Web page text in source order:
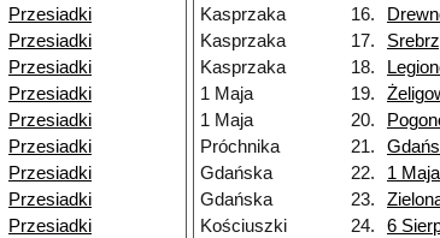
Przesiadki
Przesiadki
Przesiadki
Przesiadki
Przesiadki
Przesiadki
Przesiadki
Przesiadki
Przesiadki
Kasprzaka
16.
Kasprzaka
17.
Kasprzaka
18.
1 Maja
19.
1 Maja
20.
Próchnika
21.
Gdańska
22. 1 Maja
Gdańska
23.
Kościuszki
24. 6